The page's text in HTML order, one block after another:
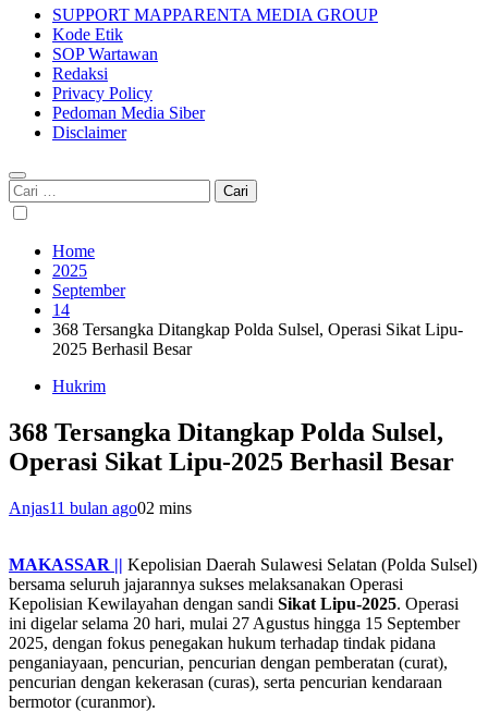
SUPPORT MAPPARENTA MEDIA GROUP
Kode Etik
SOP Wartawan
Redaksi
Privacy Policy
Pedoman Media Siber
Disclaimer
Cari
untuk:
Home
2025
September
14
368 Tersangka Ditangkap Polda Sulsel, Operasi Sikat Lipu-
2025 Berhasil Besar
Hukrim
368 Tersangka Ditangkap Polda Sulsel,
Operasi Sikat Lipu-2025 Berhasil Besar
Anjas11 bulan ago02 mins
MAKASSAR || Kepolisian Daerah Sulawesi Selatan (Polda Sulsel)
bersama seluruh jajarannya sukses melaksanakan Operasi
Kepolisian Kewilayahan dengan sandi Sikat Lipu-2025. Operasi
ini digelar selama 20 hari, mulai 27 Agustus hingga 15 September
2025, dengan fokus penegakan hukum terhadap tindak pidana
penganiayaan, pencurian, pencurian dengan pemberatan (curat),
pencurian dengan kekerasan (curas), serta pencurian kendaraan
bermotor (curanmor).